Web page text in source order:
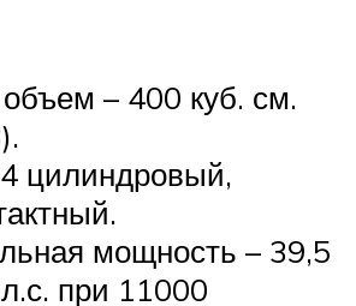
– 400 куб. см.
цилиндровый,
мощность – 39,5
при 11000